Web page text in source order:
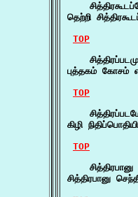
தெற்றி
TOP
புத்தகம் கோசம்
TOP
கிழி
TOP
சித்திரபானு
சித்திரபானு